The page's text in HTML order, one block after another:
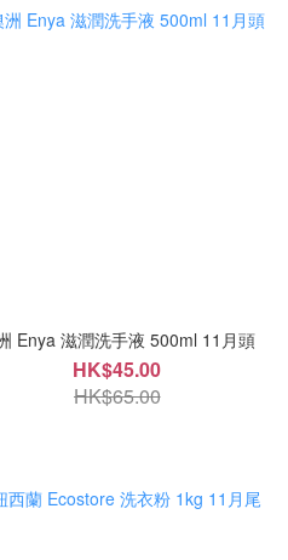
Enya 滋潤洗手液 500ml 11月頭
HK$45.00
HK$65.00